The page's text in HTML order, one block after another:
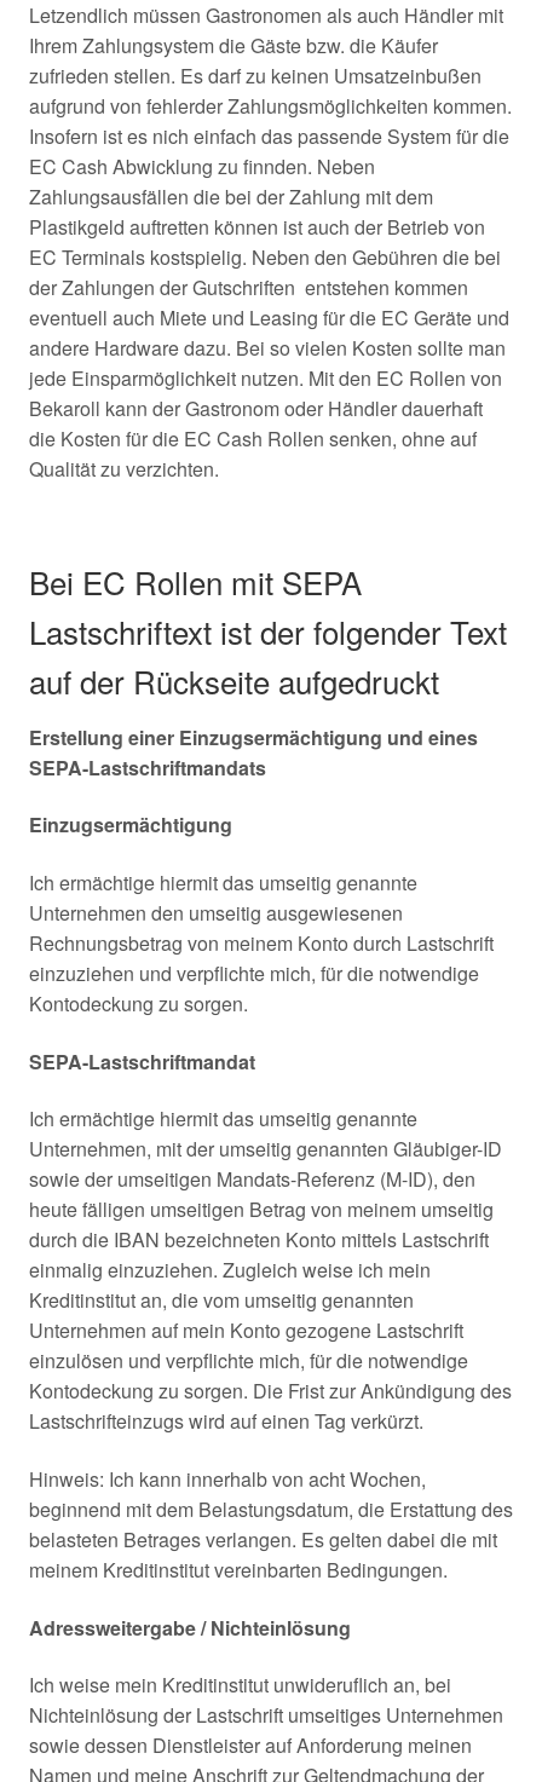
Letzendlich müssen Gastronomen als auch Händler mit
Ihrem Zahlungsystem die Gäste bzw. die Käufer
zufrieden stellen. Es darf zu keinen Umsatzeinbußen
aufgrund von fehlerder Zahlungsmöglichkeiten kommen.
Insofern ist es nich einfach das passende System für die
EC Cash Abwicklung zu finnden. Neben
Zahlungsausfällen die bei der Zahlung mit dem
Plastikgeld auftretten können ist auch der Betrieb von
EC Terminals kostspielig. Neben den Gebühren die bei
der Zahlungen der Gutschriften entstehen kommen
eventuell auch Miete und Leasing für die EC Geräte und
andere Hardware dazu. Bei so vielen Kosten sollte man
jede Einsparmöglichkeit nutzen. Mit den EC Rollen von
Bekaroll kann der Gastronom oder Händler dauerhaft
die Kosten für die EC Cash Rollen senken, ohne auf
Qualität zu verzichten.
Bei EC Rollen mit SEPA
Lastschriftext ist der folgender Text
auf der Rückseite aufgedruckt
Erstellung einer Einzugsermächtigung und eines
SEPA-Lastschriftmandats
Einzugsermächtigung
Ich ermächtige hiermit das umseitig genannte
Unternehmen den umseitig ausgewiesenen
Rechnungsbetrag von meinem Konto durch Lastschrift
einzuziehen und verpflichte mich, für die notwendige
Kontodeckung zu sorgen.
SEPA-Lastschriftmandat
Ich ermächtige hiermit das umseitig genannte
Unternehmen, mit der umseitig genannten Gläubiger-ID
sowie der umseitigen Mandats-Referenz (M-ID), den
heute fälligen umseitigen Betrag von meinem umseitig
durch die IBAN bezeichneten Konto mittels Lastschrift
einmalig einzuziehen. Zugleich weise ich mein
Kreditinstitut an, die vom umseitig genannten
Unternehmen auf mein Konto gezogene Lastschrift
einzulösen und verpflichte mich, für die notwendige
Kontodeckung zu sorgen. Die Frist zur Ankündigung des
Lastschrifteinzugs wird auf einen Tag verkürzt.
Hinweis: Ich kann innerhalb von acht Wochen,
beginnend mit dem Belastungsdatum, die Erstattung des
belasteten Betrages verlangen. Es gelten dabei die mit
meinem Kreditinstitut vereinbarten Bedingungen.
Adressweitergabe / Nichteinlösung
Ich weise mein Kreditinstitut unwideruflich an, bei
Nichteinlösung der Lastschrift umseitiges Unternehmen
sowie dessen Dienstleister auf Anforderung meinen
Namen und meine Anschrift zur Geltendmachung der